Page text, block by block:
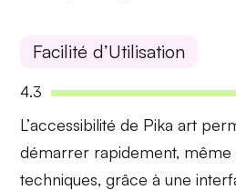
Facilité d’Utilisation
4.3
L’accessibilité de Pika art
démarrer rapidement,
techniques, grâce à une